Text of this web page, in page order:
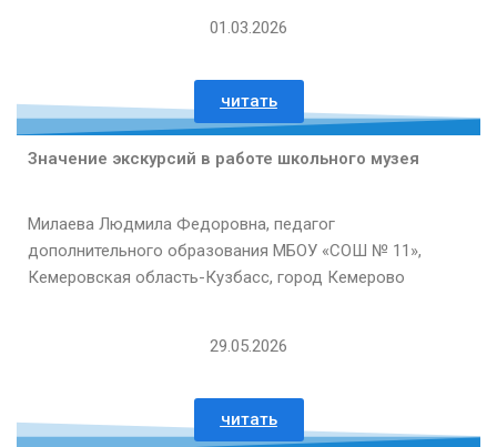
01.03.2026
читать
Значение экскурсий в работе школьного музея
Милаева Людмила Федоровна, педагог
дополнительного образования МБОУ «СОШ № 11»,
Кемеровская область-Кузбасс, город Кемерово
29.05.2026
читать